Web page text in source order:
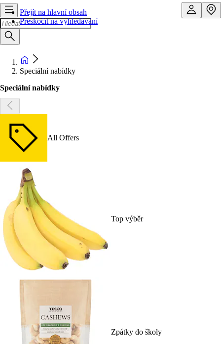
Přejít na hlavní obsah
Přeskočit na vyhledávání
Speciální nabídky
Speciální nabídky
All Offers
Top výběr
Zpátky do školy